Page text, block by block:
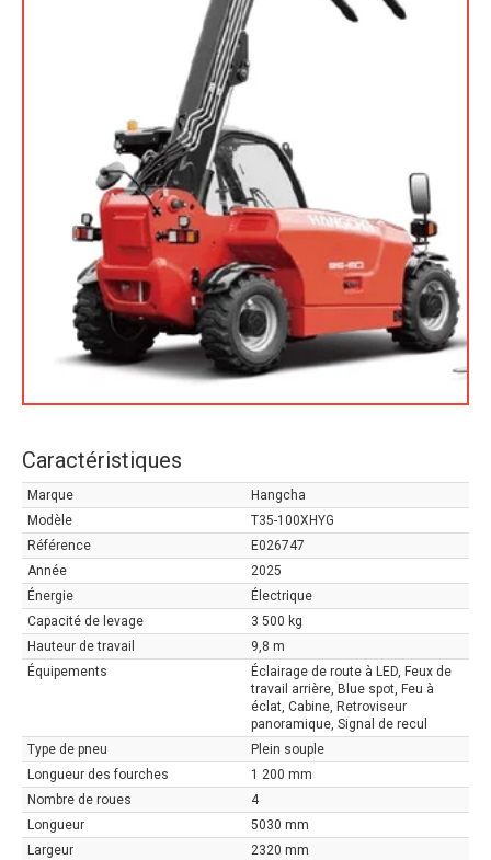
Caractéristiques
Marque
Hangcha
Modèle
T35-100XHYG
Référence
E026747
Année
2025
Énergie
Électrique
Capacité de levage
3 500 kg
Hauteur de travail
9,8 m
Équipements
Éclairage de route à LED, Feux de
travail arrière, Blue spot, Feu à
éclat, Cabine, Retroviseur
panoramique, Signal de recul
Type de pneu
Plein souple
Longueur des fourches
1 200 mm
Nombre de roues
4
Longueur
5030 mm
Largeur
2320 mm